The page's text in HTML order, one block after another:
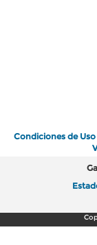
Condiciones de Uso